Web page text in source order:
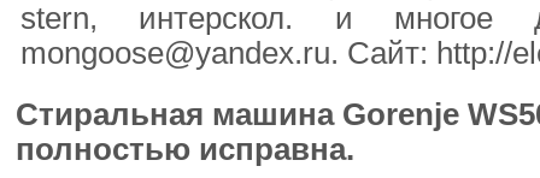
stern, интерскол. и многое
mongoose@yandex.ru. Сайт: http://
Стиральная машина Gorenje
полностью исправна.